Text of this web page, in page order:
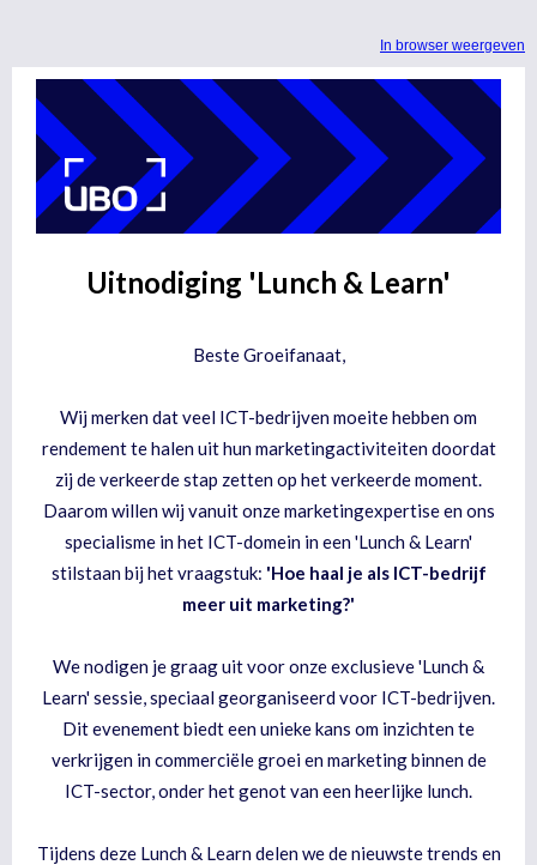
In browser weergeven
Uitnodiging 'Lunch & Learn'
Beste Groeifanaat,
Wij merken dat veel ICT-bedrijven moeite hebben om
rendement te halen uit hun marketingactiviteiten doordat
zij de verkeerde stap zetten op het verkeerde moment.
Daarom willen wij vanuit onze marketingexpertise en ons
specialisme in het ICT-domein in een 'Lunch & Learn'
stilstaan bij het vraagstuk: 'Hoe haal je als ICT-bedrijf
meer uit marketing?'
We nodigen je graag uit voor onze exclusieve 'Lunch &
Learn' sessie, speciaal georganiseerd voor ICT-bedrijven.
Dit evenement biedt een unieke kans om inzichten te
verkrijgen in commerciële groei en marketing binnen de
ICT-sector, onder het genot van een heerlijke lunch.
Tijdens deze Lunch & Learn delen we de nieuwste trends en